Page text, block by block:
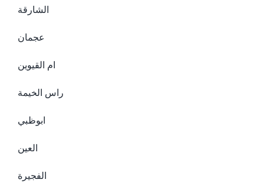
الشارقة
عجمان
ام القيوين
راس الخيمة
ابوظبي
العين
الفجيرة